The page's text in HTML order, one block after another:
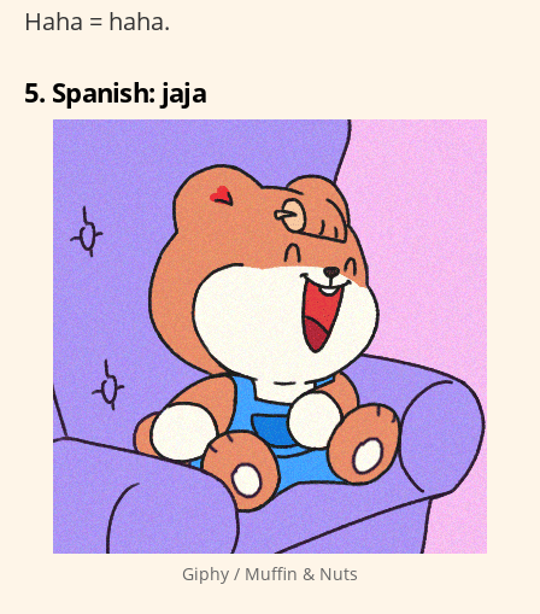
Haha = haha.
5. Spanish: jaja
Giphy / Muffin & Nuts